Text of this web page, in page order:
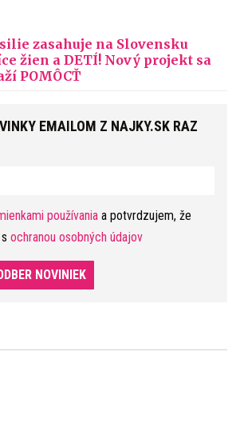
zasahuje na Slovensku
žien a DETÍ! Nový projekt sa
POMÔCŤ
EMAILOM Z NAJKY.SK RAZ
používania a potvrdzujem, že
ochranou osobných údajov
NOVINIEK